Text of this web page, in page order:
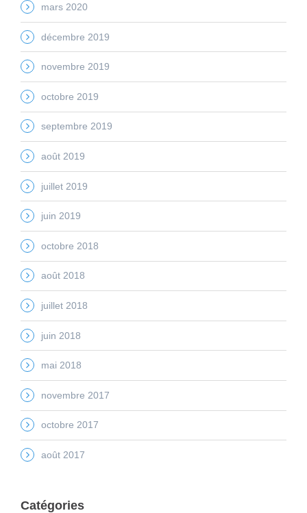
mars 2020
décembre 2019
novembre 2019
octobre 2019
septembre 2019
août 2019
juillet 2019
juin 2019
octobre 2018
août 2018
juillet 2018
juin 2018
mai 2018
novembre 2017
octobre 2017
août 2017
Catégories